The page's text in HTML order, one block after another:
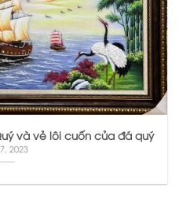
và vẻ lôi cuốn của đá quý
2023